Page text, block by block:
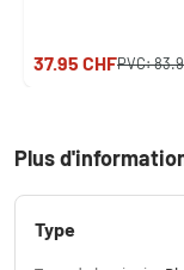
37.95 CHFPVC:
Plus
Type